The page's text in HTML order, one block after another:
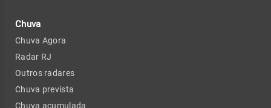
Chuva
Chuva Agora
Radar RJ
Outros radares
Chuva prevista
Chuva acumulada